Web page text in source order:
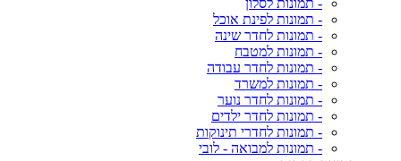
- תמונות לסלון
- תמונות לפינת אוכל
- תמונות לחדר שינה
- תמונות למטבח
- תמונות לחדר עבודה
- תמונות למשרד
- תמונות לחדר נוער
- תמונות לחדר ילדים
- תמונות לחדרי תינוקות
- תמונות למבואה - לובי